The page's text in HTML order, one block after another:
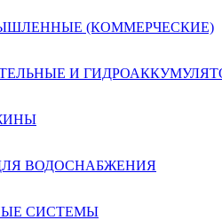
(КОММЕРЧЕСКИЕ)
И
ВОДОСНАБЖЕНИЯ
СИСТЕМЫ